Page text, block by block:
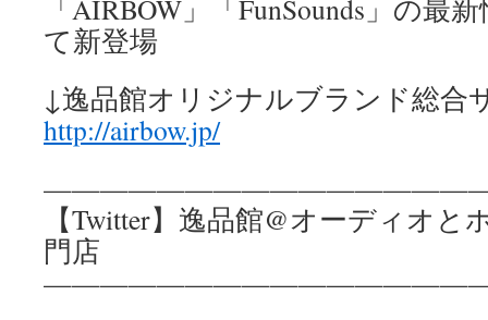
「AIRBOW」「FunSounds」の最
て新登場
↓逸品館オリジナルブランド総合
http://airbow.jp/
【Twitter】逸品館@オーディオ
門店